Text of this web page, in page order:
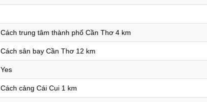
Cách trung tâm thành phố Cần Thơ 4 km
Cách sân bay Cần Thơ 12 km
Yes
Cách cảng Cái Cui 1 km